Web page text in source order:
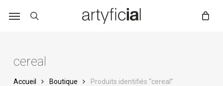
cereal
Accueil Boutique Produits identifiés “cereal”